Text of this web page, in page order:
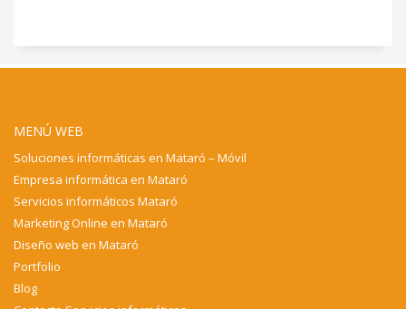
MENÚ WEB
Soluciones informáticas en Mataró – Móvil
Empresa informática en Mataró
Servicios informáticos Mataró
Marketing Online en Mataró
Diseño web en Mataró
Portfolio
Blog